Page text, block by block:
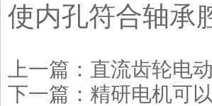
使内孔符合轴承
上一篇： 直流齿轮电
下一篇： 精研电机可